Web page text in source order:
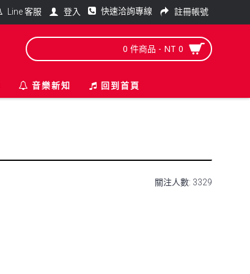
Line 客服 登入 快速洽詢專線 註冊帳號
0 件商品 - NT 0
音樂新知 回到首頁
關注人數: 3329